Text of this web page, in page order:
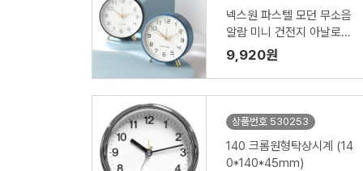
넥스원 파스텔 모던 무소음
알람 미니 건전지 아날로그
탁상시계
9,920원
상품번호 530253
140 크롬원형탁상시계 (14
0*140*45mm)